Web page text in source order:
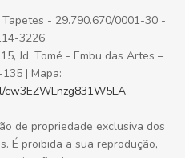
- 29.790.670/0001-30 -
3226
Jd. Tomé - Embu das Artes –
| Mapa:
cw3EZWLnzg831W5LA
de propriedade exclusiva dos
É proibida a sua reprodução,